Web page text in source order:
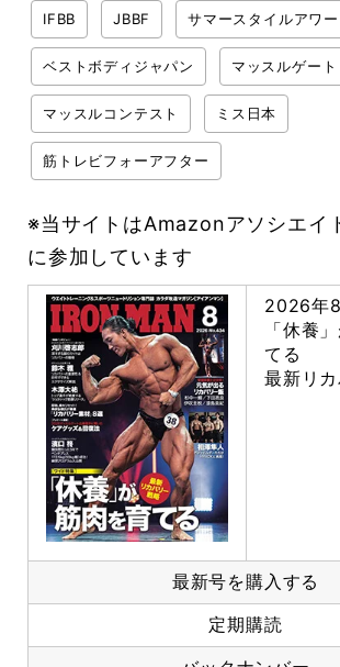
IFBB JBBF サマースタイルアワー
ベストボディジャパン マッスルゲート
マッスルコンテスト ミス日本
筋トレビフォーアフター
※当サイトはAmazonアソシエイ
に参加しています
2026年
「休養
てる
最新リ
最新号を購入する
定期購読